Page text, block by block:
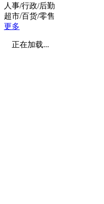
人事/行政/后勤
超市/百货/零售
更多
正在加载...